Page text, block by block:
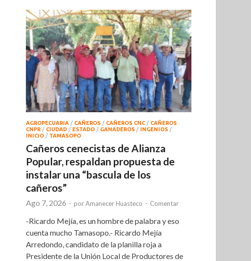
AGROPECUARIA / CAÑEROS / CAÑEROS CNC / CAÑEROS
CNPR / CIUDAD / ESTADO / GANADEROS / INGENIOS /
INICIO / TAMASOPO
Cañeros cenecistas de Alianza
Popular, respaldan propuesta de
instalar una “bascula de los
cañeros”
Ago 7, 2026 - porAmanecer Huasteco - Comentar
-Ricardo Mejía, es un hombre de palabra y eso
cuenta mucho Tamasopo.- Ricardo Mejía
Arredondo, candidato de la planilla roja a
Presidente de la Unión Local de Productores de